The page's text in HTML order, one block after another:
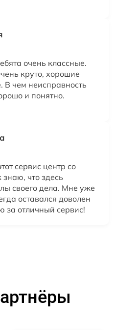
очень классные.
круто, хорошие
В чем неисправность
и понятно.
сервис центр со
знаю, что здесь
своего дела. Мне уже
оставался доволен
за отличный сервис!